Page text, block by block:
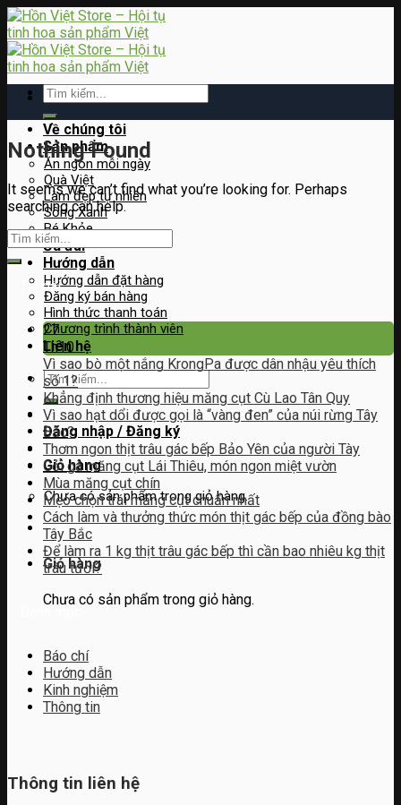
Skip
to
content
Về chúng tôi
Sản phẩm
Ăn ngon mỗi ngày
Quà Việt
Làm đẹp tự nhiên
Sống Xanh
Bé Khỏe
Ưu đãi
Hướng dẫn
Hướng dẫn đặt hàng
Đăng ký bán hàng
Hình thức thanh toán
Chương trình thành viên
Liên hệ
Tìm
kiếm:
Đăng nhập / Đăng ký
Giỏ hàng
Chưa có sản phẩm trong giỏ hàng.
Giỏ hàng
Chưa có sản phẩm trong giỏ hàng.
Tìm
kiếm:
Nothing Found
It seems we can’t find what you’re looking for. Perhaps
searching can help.
Tin bài
27
Th10
Vì sao bò một nắng KrongPa được dân nhậu yêu thích
số 1?
Khẳng định thương hiệu măng cụt Cù Lao Tân Quy
Vì sao hạt dổi được gọi là “vàng đen” của núi rừng Tây
Bắc?
Thơm ngon thịt trâu gác bếp Bảo Yên của người Tày
Gỏi gà măng cụt Lái Thiêu, món ngon miệt vườn
Mùa măng cụt chín
Mẹo chọn trái măng cụt chuẩn nhất
Cách làm và thưởng thức món thịt gác bếp của đồng bào
Tây Bắc
Để làm ra 1 kg thịt trâu gác bếp thì cần bao nhiêu kg thịt
trâu tươi?
Báo chí
Hướng dẫn
Kinh nghiệm
Thông tin
Thông tin liên hệ